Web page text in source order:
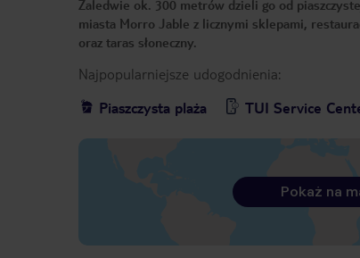
Zaledwie ok. 300 metrów dzieli go od
miasta Morro Jable z licznymi sklepami,
oraz taras słoneczny.
Najpopularniejsze udogodnienia:
Piaszczysta plaża
TUI Service
Pokaż na